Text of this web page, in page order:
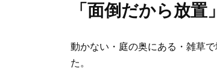
「面倒だから放
動かない・庭の奥にある・雑草
た。